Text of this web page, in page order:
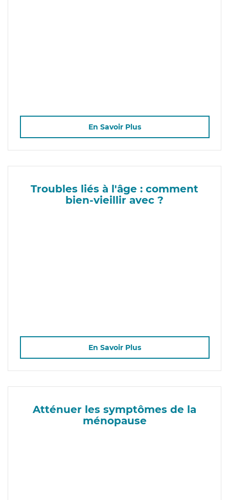
En Savoir Plus
Troubles liés à l'âge : comment
bien-vieillir avec ?
En Savoir Plus
Atténuer les symptômes de la
ménopause